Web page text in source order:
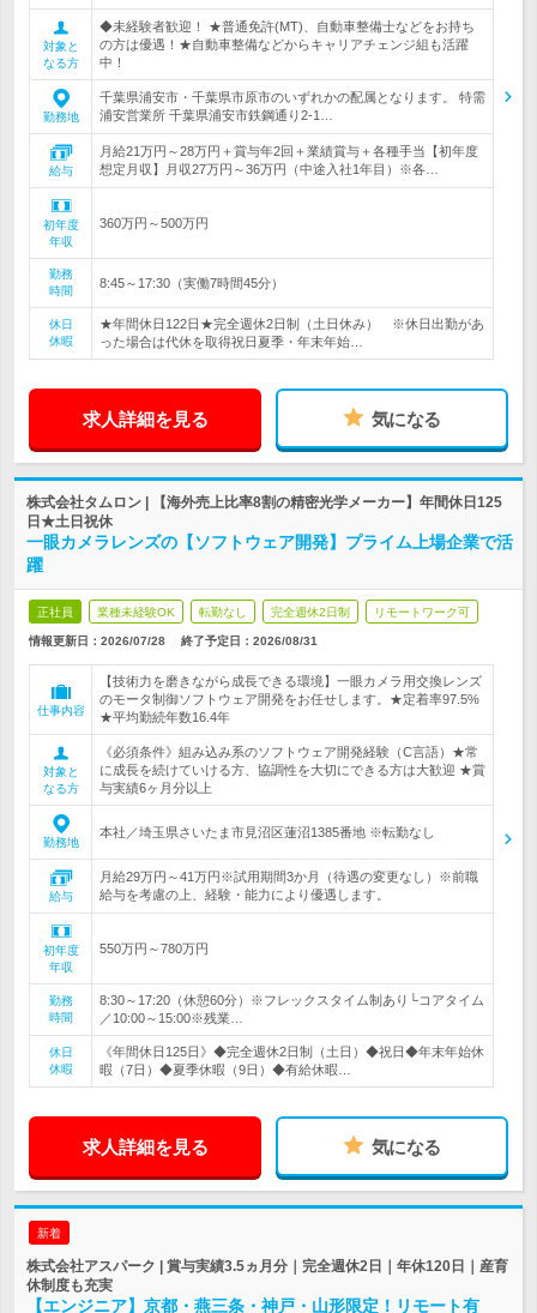
対象と
なる方
◆未経験者歓迎！ ★普通免許(MT)、自動車整備士などをお持ち
の方は優遇！★自動車整備などからキャリアチェンジ組も活躍
中！
勤務地
千葉県浦安市・千葉県市原市のいずれかの配属となります。 特需
浦安営業所 千葉県浦安市鉄鋼通り2-1…
給与
月給21万円～28万円＋賞与年2回＋業績賞与＋各種手当【初年度
想定月収】月収27万円～36万円（中途入社1年目）※各…
初年度
年収
360万円～500万円
勤務
時間
8:45～17:30（実働7時間45分）
休日
休暇
★年間休日122日★完全週休2日制（土日休み） ※休日出勤があ
った場合は代休を取得祝日夏季・年末年始…
求人詳細を見る 気になる
株式会社タムロン | 【海外売上比率8割の精密光学メーカー】年間休日125
日★土日祝休
一眼カメラレンズの【ソフトウェア開発】プライム上場企業で活
躍
正社員 業種未経験OK 転勤なし 完全週休2日制 リモートワーク可
情報更新日：2026/07/28 終了予定日： 2026/08/31
仕事内容
【技術力を磨きながら成長できる環境】一眼カメラ用交換レンズ
のモータ制御ソフトウェア開発をお任せします。★定着率97.5%
★平均勤続年数16.4年
対象と
なる方
《必須条件》組み込み系のソフトウェア開発経験（C言語）★常
に成長を続けていける方、協調性を大切にできる方は大歓迎 ★賞
与実績6ヶ月分以上
勤務地
本社／埼玉県さいたま市見沼区蓮沼1385番地 ※転勤なし
給与
月給29万円～41万円※試用期間3か月（待遇の変更なし）※前職
給与を考慮の上、経験・能力により優遇します。
初年度
年収
550万円～780万円
勤務
時間
8:30～17:20（休憩60分）※フレックスタイム制あり└コアタイム
／10:00～15:00※残業…
休日
休暇
《年間休日125日》◆完全週休2日制（土日）◆祝日◆年末年始休
暇（7日）◆夏季休暇（9日）◆有給休暇…
求人詳細を見る 気になる
新着
株式会社アスパーク | 賞与実績3.5ヵ月分｜完全週休2日｜年休120日｜産育
休制度も充実
【エンジニア】京都・燕三条・神戸・山形限定！リモート有